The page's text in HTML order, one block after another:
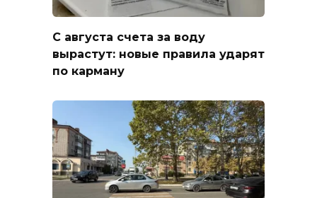
С августа счета за воду
вырастут: новые правила ударят
по карману